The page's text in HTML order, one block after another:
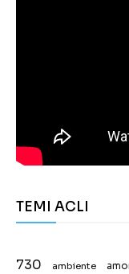
TEMI ACLI
730 ambiente